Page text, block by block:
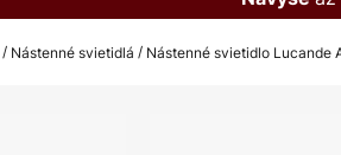
Nástenné svietidlá Nástenné svietidlo Lucande